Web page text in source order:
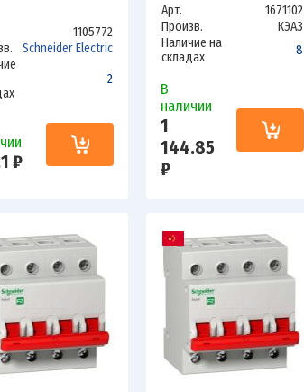
1105772
Schneider Electric
2
₽
(ВМ63PL) КЭАЗ 328176
Арт.
1671102
Произв.
КЭАЗ
Наличие на
складах
8
В
наличии
1
144.85
₽